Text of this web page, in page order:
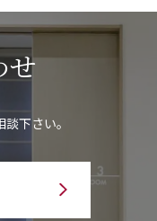
せ
下さい。